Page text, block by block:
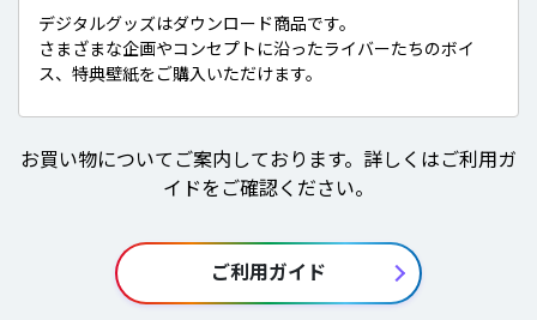
デジタルグッズはダウンロード商品です。
さまざまな企画やコンセプトに沿ったライバーたちのボイ
ス、特典壁紙をご購入いただけます。
お買い物についてご案内しております。詳しくはご利用ガ
イドをご確認ください。
ご利用ガイド